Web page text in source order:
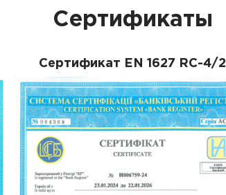
Сертификаты
Сертификат EN 1627 RC-4/2